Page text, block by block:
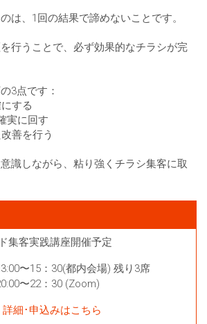
は、1回の結果で諦めないことです。
行うことで、必ず効果的なチラシが完
3点です：
する
実に回す
善を行う
識しながら、粘り強くチラシ集客に取
集客実践講座開催予定
〜15：30(都内会場) 残り3席
〜22：30 (Zoom)
詳細･申込みはこちら